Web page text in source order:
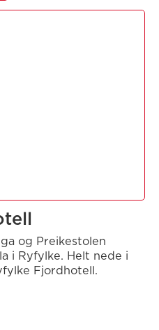
og Preikestolen
i Ryfylke. Helt nede i
Fjordhotell.